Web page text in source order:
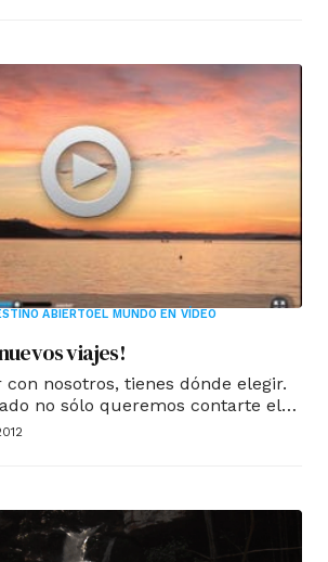
ABIERTOEL MUNDO EN VÍDEO
viajes!
con nosotros, tienes dónde elegir.
no sólo queremos contarte el
queremos vivirlo contigo, llevarte